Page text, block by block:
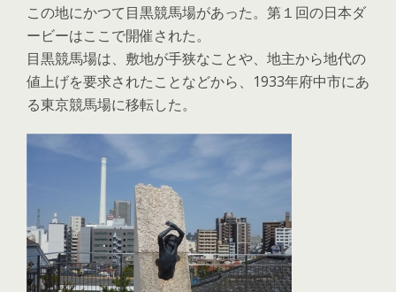
この地にかつて目黒競馬場があった。第１回の日本ダ
ービーはここで開催された。
目黒競馬場は、敷地が手狭なことや、地主から地代の
値上げを要求されたことなどから、1933年府中市にあ
る東京競馬場に移転した。